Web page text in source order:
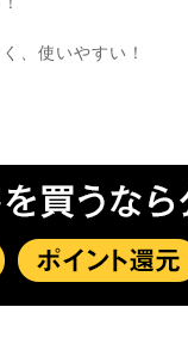
、使いやすい！